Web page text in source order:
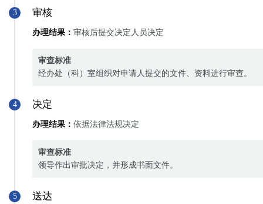
3 审核
办理结果： 审核后提交决定人员决定
审查标准
经办处（科）室组织对申请人提交的文件、资料进行审查。
4 决定
办理结果： 依据法律法规决定
审查标准
领导作出审批决定，并形成书面文件。
5 送达